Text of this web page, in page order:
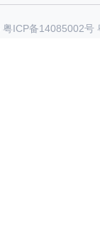
粤ICP备14085002号